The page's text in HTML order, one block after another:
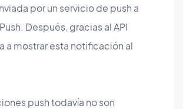
por un servicio de push a
Después, gracias al API
a mostrar esta notificación al
push todavía no son